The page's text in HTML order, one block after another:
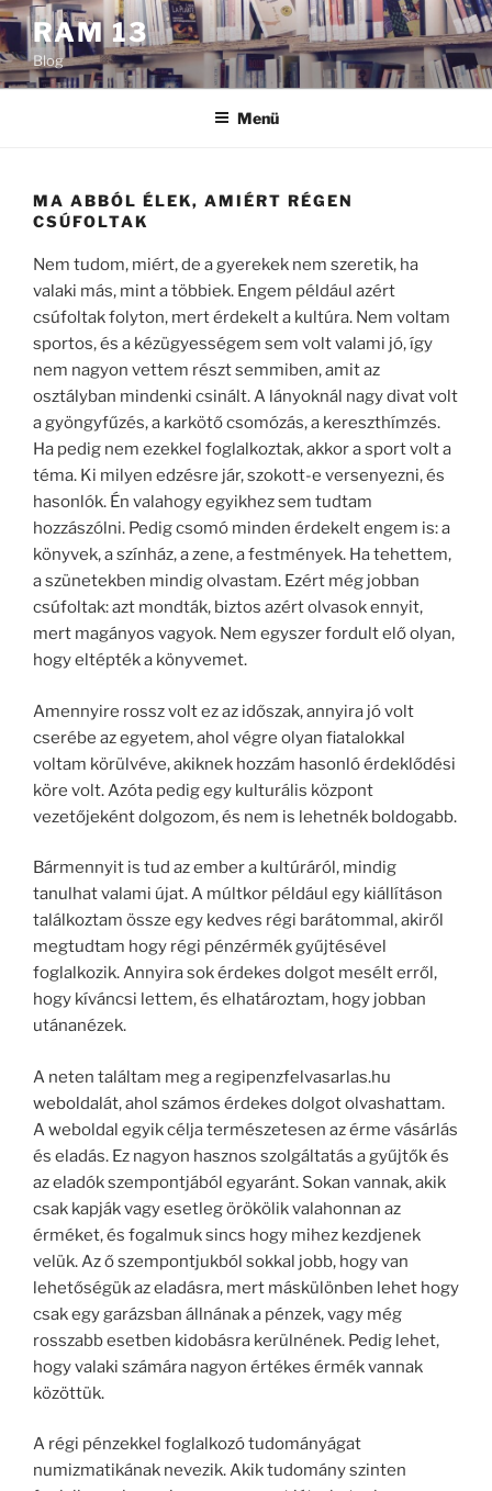
Tartalomhoz
RAM 13
Blog
Menü
MA ABBÓL ÉLEK, AMIÉRT RÉGEN
CSÚFOLTAK
Nem tudom, miért, de a gyerekek nem szeretik, ha
valaki más, mint a többiek. Engem például azért
csúfoltak folyton, mert érdekelt a kultúra. Nem voltam
sportos, és a kézügyességem sem volt valami jó, így
nem nagyon vettem részt semmiben, amit az
osztályban mindenki csinált. A lányoknál nagy divat volt
a gyöngyfűzés, a karkötő csomózás, a kereszthímzés.
Ha pedig nem ezekkel foglalkoztak, akkor a sport volt a
téma. Ki milyen edzésre jár, szokott-e versenyezni, és
hasonlók. Én valahogy egyikhez sem tudtam
hozzászólni. Pedig csomó minden érdekelt engem is: a
könyvek, a színház, a zene, a festmények. Ha tehettem,
a szünetekben mindig olvastam. Ezért még jobban
csúfoltak: azt mondták, biztos azért olvasok ennyit,
mert magányos vagyok. Nem egyszer fordult elő olyan,
hogy eltépték a könyvemet.
Amennyire rossz volt ez az időszak, annyira jó volt
cserébe az egyetem, ahol végre olyan fiatalokkal
voltam körülvéve, akiknek hozzám hasonló érdeklődési
köre volt. Azóta pedig egy kulturális központ
vezetőjeként dolgozom, és nem is lehetnék boldogabb.
Bármennyit is tud az ember a kultúráról, mindig
tanulhat valami újat. A múltkor például egy kiállításon
találkoztam össze egy kedves régi barátommal, akiről
megtudtam hogy régi pénzérmék gyűjtésével
foglalkozik. Annyira sok érdekes dolgot mesélt erről,
hogy kíváncsi lettem, és elhatároztam, hogy jobban
utánanézek.
A neten találtam meg a regipenzfelvasarlas.hu
weboldalát, ahol számos érdekes dolgot olvashattam.
A weboldal egyik célja természetesen az érme vásárlás
és eladás. Ez nagyon hasznos szolgáltatás a gyűjtők és
az eladók szempontjából egyaránt. Sokan vannak, akik
csak kapják vagy esetleg örökölik valahonnan az
érméket, és fogalmuk sincs hogy mihez kezdjenek
velük. Az ő szempontjukból sokkal jobb, hogy van
lehetőségük az eladásra, mert máskülönben lehet hogy
csak egy garázsban állnának a pénzek, vagy még
rosszabb esetben kidobásra kerülnének. Pedig lehet,
hogy valaki számára nagyon értékes érmék vannak
közöttük.
A régi pénzekkel foglalkozó tudományágat
numizmatikának nevezik. Akik tudomány szinten